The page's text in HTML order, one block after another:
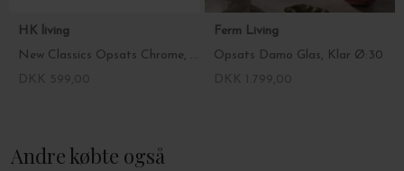
HK living
New Classics Opsats Chrome, Clean
Ferm Living
Opsats Damo Glas, Klar Ø:30
Andre købte også